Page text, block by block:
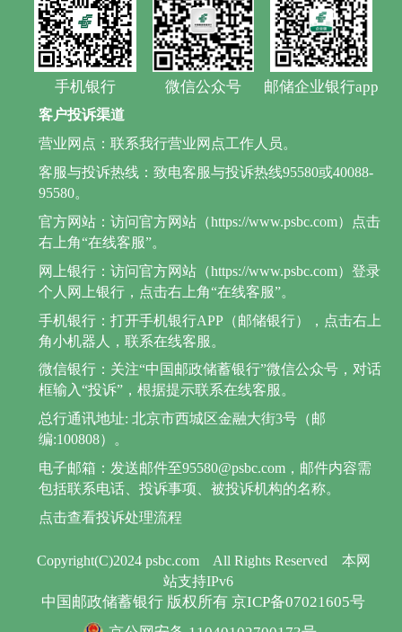
手机银行 微信公众号 邮储企业银行app
Copyright(C)2024 psbc.com All Rights Reserved
本网
站支持IPv6
中国邮政储蓄银行 版权所有 京ICP备07021605号
客户投诉渠道
营业网点：联系我行营业网点工作人员。
客服与投诉热线：致电客服与投诉热线95580或40088-
95580。
官方网站：访问官方网站（https://www.psbc.com）点击
右上角“在线客服”。
网上银行：访问官方网站（https://www.psbc.com）登录
个人网上银行，点击右上角“在线客服”。
手机银行：打开手机银行APP（邮储银行），点击右上
角小机器人，联系在线客服。
微信银行：关注“中国邮政储蓄银行”微信公众号，对话
框输入“投诉”，根据提示联系在线客服。
总行通讯地址: 北京市西城区金融大街3号（邮
编:100808）。
电子邮箱：发送邮件至95580@psbc.com，邮件内容需
包括联系电话、投诉事项、被投诉机构的名称。
点击查看投诉处理流程